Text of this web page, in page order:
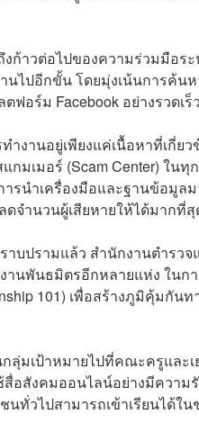
ก้าวต่อไปของความร่วมมือร
ไปอีกขั้น โดยมุ่งเน้นการค้น
ฟอร์ม Facebook อย่างรวดเ
ำงานอยู่เพียงแค่เนื้อหาที่เกี่
มเมอร์ (Scam Center) ใน
รนำเครื่องมือและฐานข้อมูล
จำนวนผู้เสียหายให้ได้มากที่
บปรามแล้ว สำนักงานตำรวจ
งานพันธมิตรอีกหลายแห่ง ใน
101) เพื่อสร้างภูมิคุ้มกั
ลุ่มเป้าหมายไปที่คณะครูและเ
อสังคมออนไลน์อย่างมีความ
ทั่วไปสามารถเข้าเรียนได้ใ